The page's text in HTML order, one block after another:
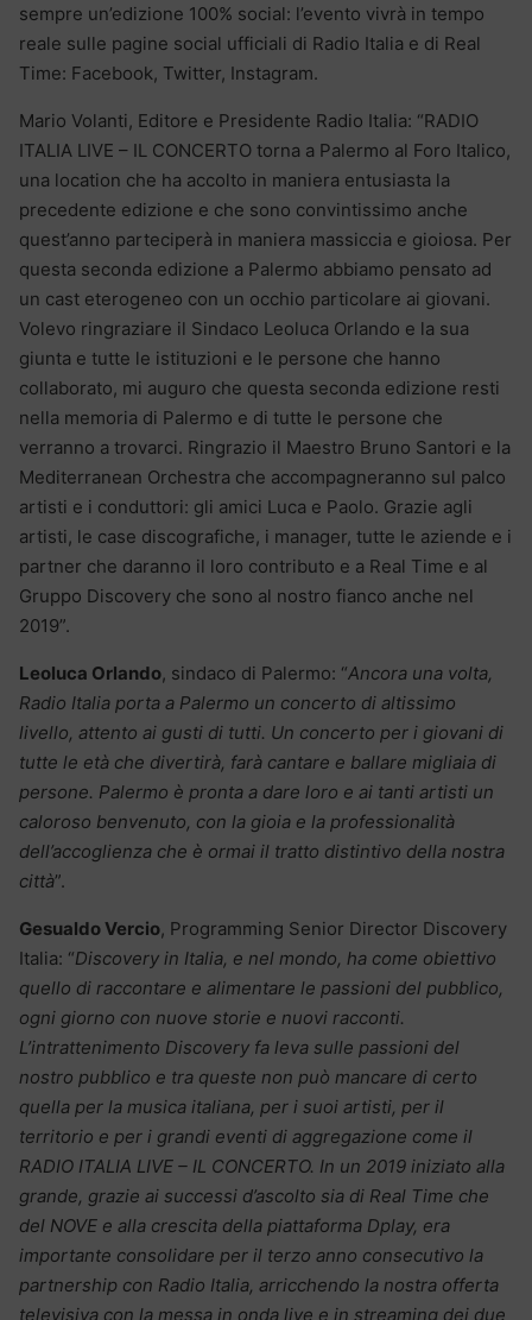
sempre un’edizione 100% social: l’evento vivrà in tempo
reale sulle pagine social ufficiali di Radio Italia e di Real
Time: Facebook, Twitter, Instagram.
Mario Volanti, Editore e Presidente Radio Italia: “RADIO
ITALIA LIVE – IL CONCERTO torna a Palermo al Foro Italico,
una location che ha accolto in maniera entusiasta la
precedente edizione e che sono convintissimo anche
quest’anno parteciperà in maniera massiccia e gioiosa. Per
questa seconda edizione a Palermo abbiamo pensato ad
un cast eterogeneo con un occhio particolare ai giovani.
Volevo ringraziare il Sindaco Leoluca Orlando e la sua
giunta e tutte le istituzioni e le persone che hanno
collaborato, mi auguro che questa seconda edizione resti
nella memoria di Palermo e di tutte le persone che
verranno a trovarci. Ringrazio il Maestro Bruno Santori e la
Mediterranean Orchestra che accompagneranno sul palco
artisti e i conduttori: gli amici Luca e Paolo. Grazie agli
artisti, le case discografiche, i manager, tutte le aziende e i
partner che daranno il loro contributo e a Real Time e al
Gruppo Discovery che sono al nostro fianco anche nel
2019”.
Leoluca Orlando, sindaco di Palermo: “Ancora una volta,
Radio Italia porta a Palermo un concerto di altissimo
livello, attento ai gusti di tutti. Un concerto per i giovani di
tutte le età che divertirà, farà cantare e ballare migliaia di
persone. Palermo è pronta a dare loro e ai tanti artisti un
caloroso benvenuto, con la gioia e la professionalità
dell’accoglienza che è ormai il tratto distintivo della nostra
città”.
Gesualdo Vercio, Programming Senior Director Discovery
Italia: “Discovery in Italia, e nel mondo, ha come obiettivo
quello di raccontare e alimentare le passioni del pubblico,
ogni giorno con nuove storie e nuovi racconti.
L’intrattenimento Discovery fa leva sulle passioni del
nostro pubblico e tra queste non può mancare di certo
quella per la musica italiana, per i suoi artisti, per il
territorio e per i grandi eventi di aggregazione come il
RADIO ITALIA LIVE – IL CONCERTO. In un 2019 iniziato alla
grande, grazie ai successi d’ascolto sia di Real Time che
del NOVE e alla crescita della piattaforma Dplay, era
importante consolidare per il terzo anno consecutivo la
partnership con Radio Italia, arricchendo la nostra offerta
televisiva con la messa in onda live e in streaming dei due